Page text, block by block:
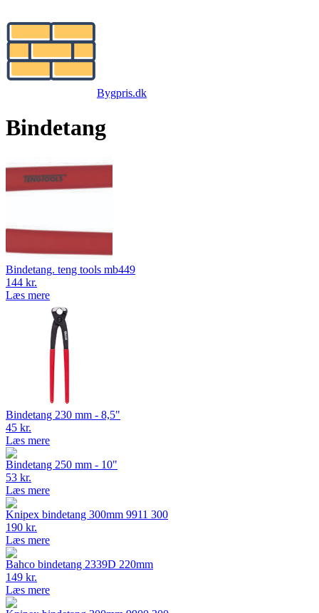
Bygpris.dk
Bindetang
Bindetang. teng tools mb449
144 kr.
Læs mere
Bindetang 230 mm - 8,5"
45 kr.
Læs mere
Bindetang 250 mm - 10"
53 kr.
Læs mere
Knipex bindetang 300mm 9911 300
190 kr.
Læs mere
Bahco bindetang 2339D 220mm
149 kr.
Læs mere